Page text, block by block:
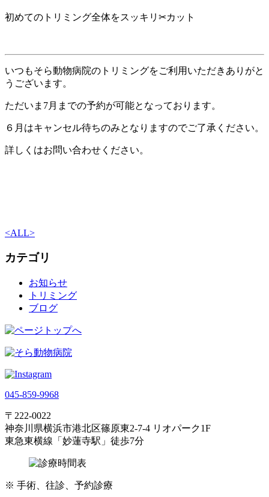
初めてのトリミング全体をスッキリ✂カット
いつもそら動物病院のトリミングをご利用いただきありがと
うございます。
ただいま7月までの予約が可能となっております。
６月はキャンセル待ちのみとなりますのでご了承ください。
詳しくはお問い合わせください。
<ALL>
カテゴリ
お知らせ
トリミング
ブログ
045-859-9968
〒222-0022
神奈川県横浜市港北区篠原東2-7-4 リオパーク1F
東急東横線「妙蓮寺駅」徒歩7分
※ 手術、往診、予約診療